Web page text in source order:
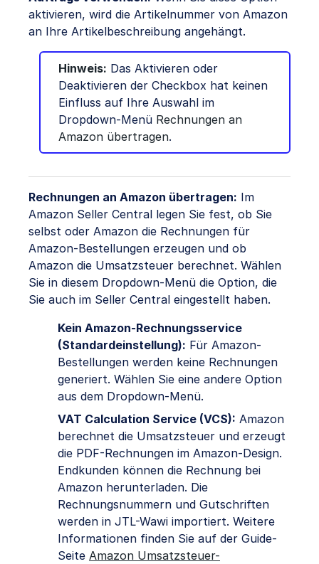
aktivieren, wird die Artikelnummer von Amazon
an Ihre Artikelbeschreibung angehängt.
Hinweis: Das Aktivieren oder
Deaktivieren der Checkbox hat keinen
Einfluss auf Ihre Auswahl im
Dropdown-Menü Rechnungen an
Amazon übertragen.
Rechnungen an Amazon übertragen: Im
Amazon Seller Central legen Sie fest, ob Sie
selbst oder Amazon die Rechnungen für
Amazon-Bestellungen erzeugen und ob
Amazon die Umsatzsteuer berechnet. Wählen
Sie in diesem Dropdown-Menü die Option, die
Sie auch im Seller Central eingestellt haben.
Kein Amazon-Rechnungsservice
(Standardeinstellung): Für Amazon-
Bestellungen werden keine Rechnungen
generiert. Wählen Sie eine andere Option
aus dem Dropdown-Menü.
VAT Calculation Service (VCS): Amazon
berechnet die Umsatzsteuer und erzeugt
die PDF-Rechnungen im Amazon-Design.
Endkunden können die Rechnung bei
Amazon herunterladen. Die
Rechnungsnummern und Gutschriften
werden in JTL-Wawi importiert. Weitere
Informationen finden Sie auf der Guide-
Seite Amazon Umsatzsteuer-